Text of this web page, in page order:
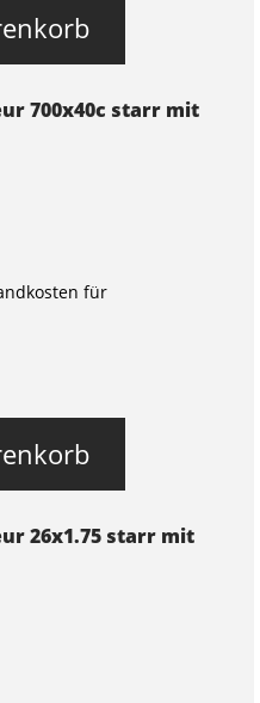
700x40c starr mit
für
26x1.75 starr mit